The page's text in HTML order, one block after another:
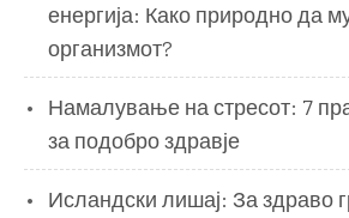
енергија: Како природно да
организмот?
Намалување на стресот: 7
за подобро здравје
Исландски лишај: За здраво